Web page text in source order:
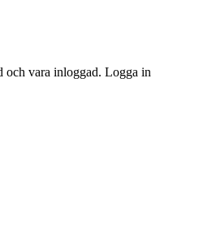
och vara inloggad. Logga in